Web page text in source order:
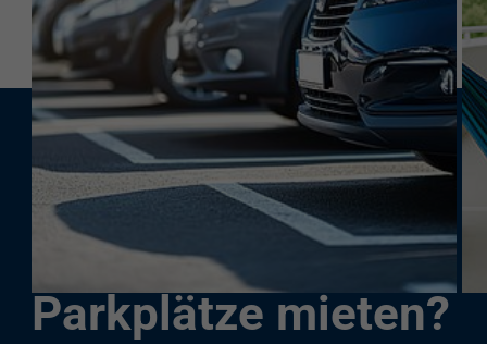
Sie möchten für
Ihre Mitarbeitende
Parkplätze mieten?